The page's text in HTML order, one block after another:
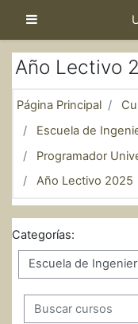
Año Lectivo
Página Principal
Escuela de
Programador
Año Lectivo 2025
Categorías:
Buscar cursos